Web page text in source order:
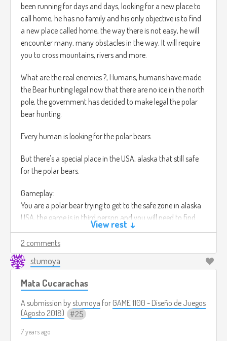
been running for days and days, looking for a new place to
call home, he has no family and his only objective is to find
a new place called home, the way there is not easy, he will
encounter many, many obstacles in the way, It will require
you to cross mountains, rivers and more.
What are the real enemies ?, Humans, humans have made
the Bear hunting legal now that there are no ice in the north
pole, the government has decided to make legal the polar
bear hunting.
Every human is looking for the polar bears.
But there's a special place in the USA, alaska that still safe
for the polar bears.
Gameplay:
You are a polar bear trying to get to the safe zone in alaska
USA, the game is in third person and you will need to find
ways to get to the safe zone, you will have the choice of
killing the humans that get in your way to the safe zone.
But you will also have the option to not kill any of the
killing you will be rewarded with an unique skiing for your
bear and a special achievement,
In this game there's no health bar, you will become weaker
eventually if you don't eat anything in a certain time.
View rest ↓
2 comments
stumoya
Mata Cucarachas
A submission bystumoya for GAME 1100 - Diseño de Juegos
(Agosto 2018)
25
7 years ago